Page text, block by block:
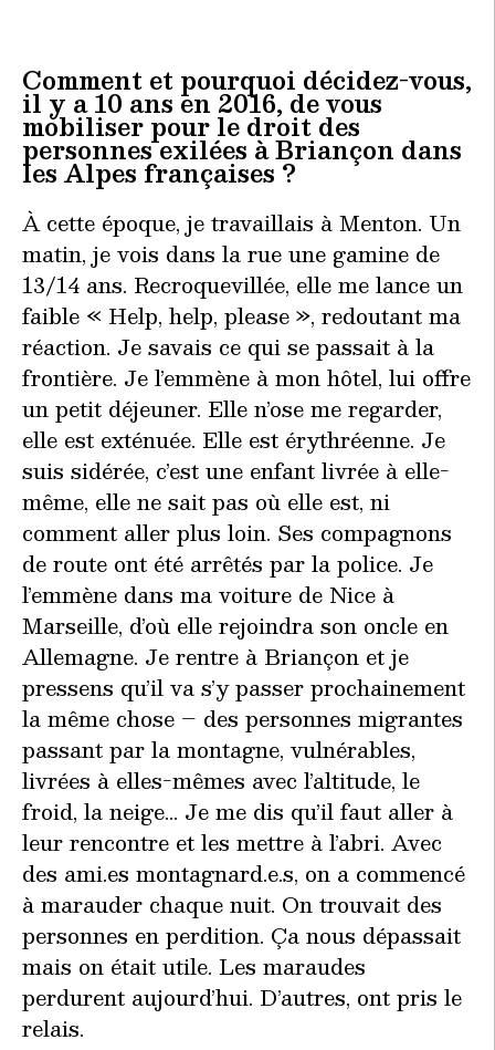
Comment et pourquoi décidez-vous,
il y a 10 ans en 2016, de vous
mobiliser pour le droit des
personnes exilées à Briançon dans
les Alpes françaises ?
À cette époque, je travaillais à Menton. Un
matin, je vois dans la rue une gamine de
13/14 ans. Recroquevillée, elle me lance un
faible « Help, help, please », redoutant ma
réaction. Je savais ce qui se passait à la
frontière. Je l’emmène à mon hôtel, lui offre
un petit déjeuner. Elle n’ose me regarder,
elle est exténuée. Elle est érythréenne. Je
suis sidérée, c’est une enfant livrée à elle-
même, elle ne sait pas où elle est, ni
comment aller plus loin. Ses compagnons
de route ont été arrêtés par la police. Je
l’emmène dans ma voiture de Nice à
Marseille, d’où elle rejoindra son oncle en
Allemagne. Je rentre à Briançon et je
pressens qu’il va s’y passer prochainement
la même chose – des personnes migrantes
passant par la montagne, vulnérables,
livrées à elles-mêmes avec l’altitude, le
froid, la neige… Je me dis qu’il faut aller à
leur rencontre et les mettre à l’abri. Avec
des ami.es montagnard.e.s, on a commencé
à marauder chaque nuit. On trouvait des
personnes en perdition. Ça nous dépassait
mais on était utile. Les maraudes
perdurent aujourd’hui. D’autres, ont pris le
relais.